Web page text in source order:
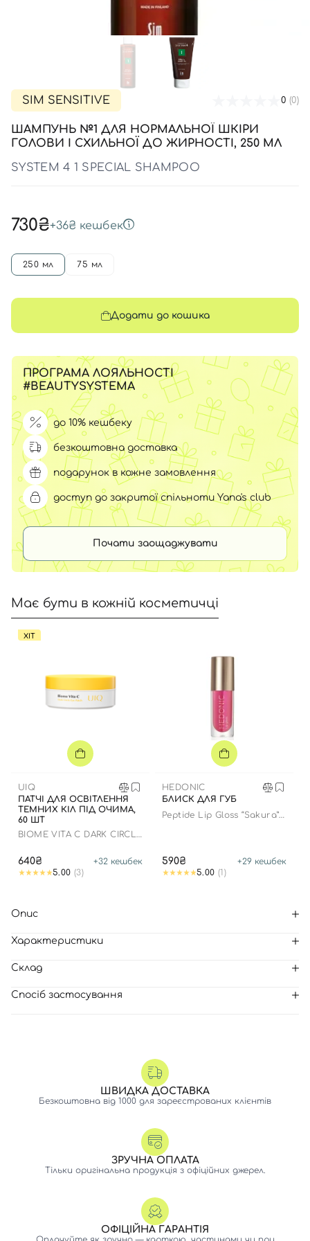
Креми для тіла з SPF
Мініатюри
Карбоксітерапія
Бʼюті гаджети
Автозасмага
Шия і декольте
Для чоловіків
Спеціальний догляд
Для дітей
Для чоловіків
Дезодоранти
Засоби для інтимної гігієни
Автозасмага для тіла
SIM SENSITIVE 0 (0)
ШАМПУНЬ №1 ДЛЯ НОРМАЛЬНОЇ ШКІРИ
ГОЛОВИ І СХИЛЬНОЇ ДО ЖИРНОСТІ, 250 МЛ
SYSTEM 4 1 SPECIAL SHAMPOO
730₴+36₴ кешбек
250 мл 75 мл
Додати до кошика
ПРОГРАМА ЛОЯЛЬНОСТІ
#BEAUTYSYSTEMA
до 10% кешбеку
безкоштовна доставка
подарунок в кожне замовлення
доступ до закритої спільноти Yana's club
Почати заощаджувати
Має бути в кожній косметичці
ХІТ
UIQ
ПАТЧІ ДЛЯ ОСВІТЛЕННЯ
ТЕМНИХ КІЛ ПІД ОЧИМА,
60 ШТ
BIOME VITA C DARK CIRCLE
640₴ +32 кешбек
5.00 (3)
HEDONIC
БЛИСК ДЛЯ ГУБ
Peptide Lip Gloss “Sakura”
590₴ +29 кешбек
5.00 (1)
Опис
Характеристики
Склад
Спосіб застосування
ШВИДКА ДОСТАВКА
Безкоштовна від 1000 для зареєстрованих клієнтів
ЗРУЧНА ОПЛАТА
Тільки оригінальна продукція з офіційних джерел.
ОФІЦІЙНА ГАРАНТІЯ